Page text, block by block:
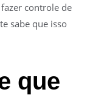
controle de
sabe que isso
que